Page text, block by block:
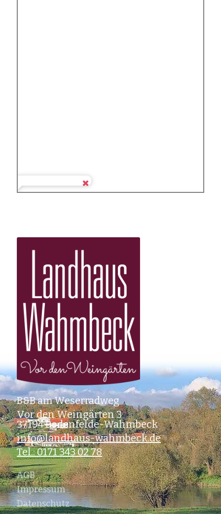
B&B am Weserradweg
Vor den Weingärten 3
37194 Bodenfelde-Wahmbeck
info@landhaus-wahmbeck.de
Tel.: 0171 343 02 78
AGB
Impressum
Datenschutz